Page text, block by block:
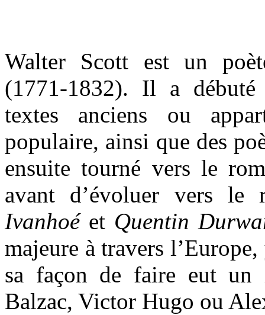
Walter Scott est un
(1771-1832). Il a
textes anciens ou
populaire, ainsi que des
ensuite tourné vers le
avant d’évoluer vers le
Ivanhoéet Quentin
majeure à travers
sa façon de faire eut un
Balzac, Victor Hugo ou